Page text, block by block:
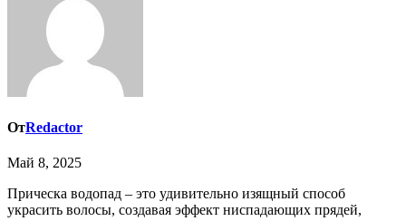
ОтRedactor
Май 8, 2025
Прическа водопад – это удивительно изящный способ
украсить волосы, создавая эффект ниспадающих прядей,